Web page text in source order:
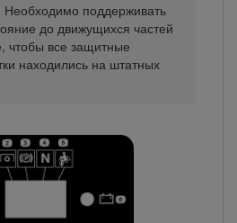
поддерживать
до движущихся частей
все защитные
находились на штатных